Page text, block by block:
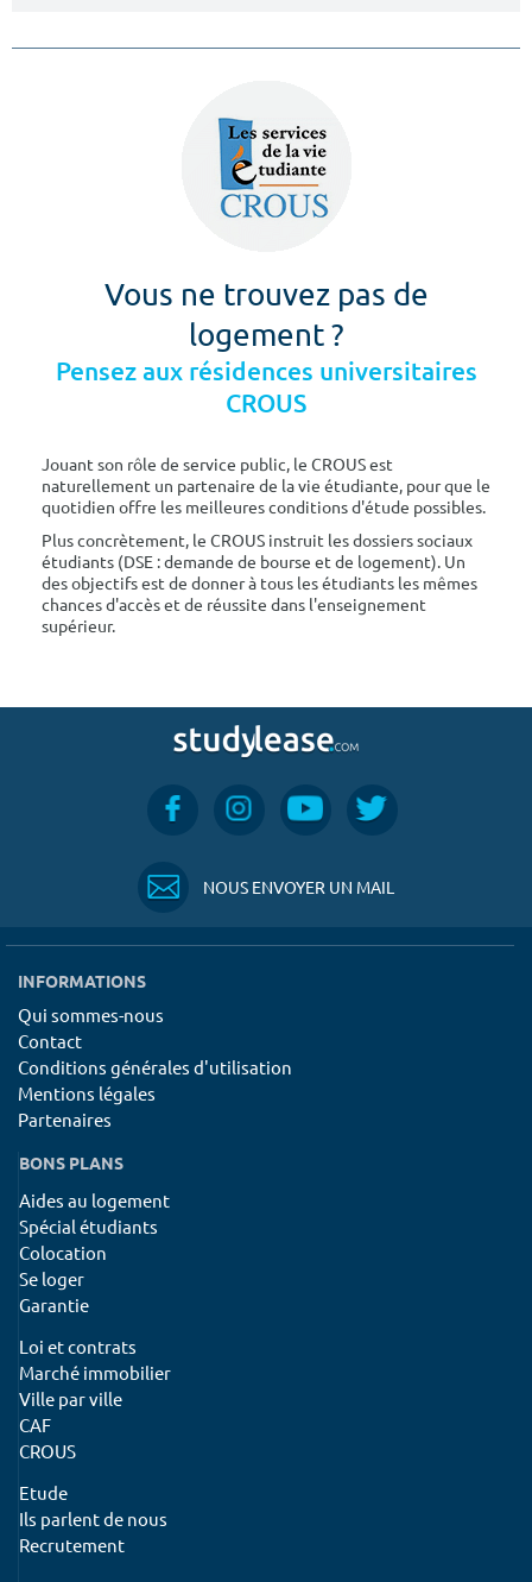
Vous ne trouvez pas de
logement ?
Pensez aux résidences universitaires
CROUS
Jouant son rôle de service public, le CROUS est
naturellement un partenaire de la vie étudiante, pour que le
quotidien offre les meilleures conditions d'étude possibles.
Plus concrètement, le CROUS instruit les dossiers sociaux
étudiants (DSE : demande de bourse et de logement). Un
des objectifs est de donner à tous les étudiants les mêmes
chances d'accès et de réussite dans l'enseignement
supérieur.
NOUS ENVOYER UN MAIL
INFORMATIONS
Qui sommes-nous
Contact
Conditions générales d'utilisation
Mentions légales
Partenaires
BONS PLANS
Aides au logement
Spécial étudiants
Colocation
Se loger
Garantie
Loi et contrats
Marché immobilier
Ville par ville
CAF
CROUS
Etude
Ils parlent de nous
Recrutement